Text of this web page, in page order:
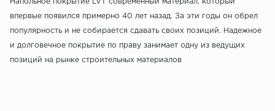
Напольное покрытие LVT современный материал, который
впервые появился примерно 40 лет назад. За эти годы он обрел
популярность и не собирается сдавать своих позиций. Надежное
и долговечное покрытие по праву занимает одну из ведущих
позиций на рынке строительных материалов